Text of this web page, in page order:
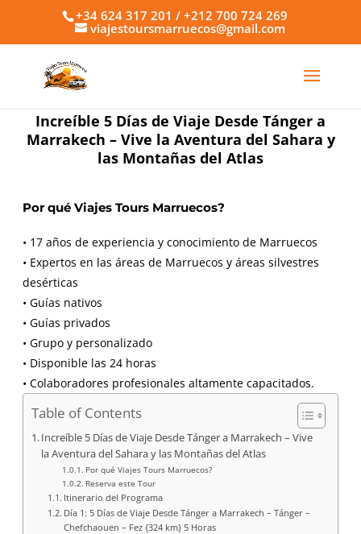
+34 624 317 201 / +212 700 724 269
viajestoursmarruecos@gmail.com
Increíble 5 Días de Viaje Desde Tánger a
Marrakech – Vive la Aventura del Sahara y
las Montañas del Atlas
Por qué Viajes Tours Marruecos?
• 17 años de experiencia y conocimiento de Marruecos
• Expertos en las áreas de Marruecos y áreas silvestres
desérticas
• Guías nativos
• Guías privados
• Grupo y personalizado
• Disponible las 24 horas
• Colaboradores profesionales altamente capacitados.
Table of Contents
Increíble 5 Días de Viaje Desde Tánger a Marrakech – Vive
la Aventura del Sahara y las Montañas del Atlas
Por qué Viajes Tours Marruecos?
Reserva este Tour
Itinerario del Programa
Día 1: 5 Días de Viaje Desde Tánger a Marrakech – Tánger –
Chefchaouen – Fez {324 km} 5 Horas